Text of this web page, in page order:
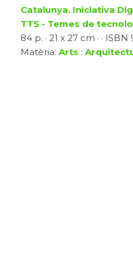
Catalunya. Iniciativa
TTS - Temes de
84 p. · 21 x 27 cm · ·
Matèria: Arts :